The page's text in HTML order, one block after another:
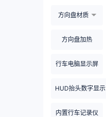
方向盘材质
方向盘加热
行车电脑显示屏
HUD抬头数字显示
内置行车记录仪